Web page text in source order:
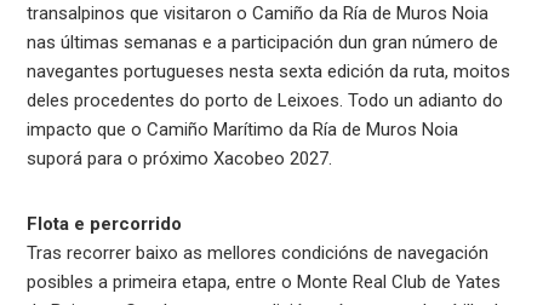
transalpinos que visitaron o Camiño da Ría de Muros Noia
nas últimas semanas e a participación dun gran número de
navegantes portugueses nesta sexta edición da ruta, moitos
deles procedentes do porto de Leixoes. Todo un adianto do
impacto que o Camiño Marítimo da Ría de Muros Noia
suporá para o próximo Xacobeo 2027.
Flota e percorrido
Tras recorrer baixo as mellores condicións de navegación
posibles a primeira etapa, entre o Monte Real Club de Yates